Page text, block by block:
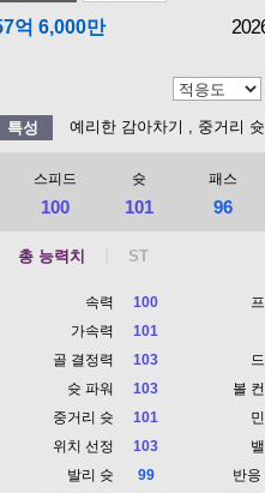
억 6,000만
특성 예리한 감아차기 , 중거리
스피드
100
슛
101
패스
96
총 능력치
속력
100
가속력
101
골 결정력
103
슛 파워
103
중거리 슛
101
위치 선정
103
발리 슛
99
볼
반응